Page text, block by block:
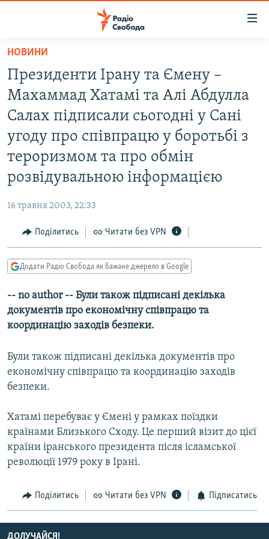
Перейти
основного
матеріалу
Перейти
до
основної
навігації
Перейти
до
ВСЕ ЗА ДОБУ
СТАТТІ
СУСПІЛЬСТВО
УКРАЇНА
СВІТ
РОСІЙСЬКА «ФІЛЬТРАЦІЯ»
ДОНБАС.РЕАЛІЇ
СХЕМИ
КИТАЙ.ВИКЛИКИ
ФОТО
СПЕЦПРОЄКТИ
КРИМ РЕАЛІЇ
РУС
УКР
КТАТ
ДОЛУЧАЙСЯ!
НОВИНИ
Президенти Ірану та Ємену –
Махаммад Хатамі та Алі Абдулла
Салах підписали сьогодні у Сані
угоду про співпрацю у боротьбі з
тероризмом та про обмін
розвідувальною інформацією
16 травня 2003, 22:33
Поділитись Читати без VPN
Додати Радіо Свобода як бажане джерело в Google
-- no author -- Були також підписані декілька
документів про економічну співпрацю та
координацію заходів безпеки.
Були також підписані декілька документів про
економічну співпрацю та координацію заходів
безпеки.
Хатамі перебуває у Ємені у рамках поїздки
країнами Близького Сходу. Це перший візит до цієї
країни іранського президента після ісламської
революції 1979 року в Ірані.
Поділитись Читати без VPN Підписатись
ДОЛУЧАЙСЯ!